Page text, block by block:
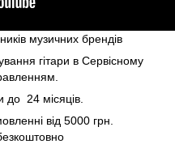
музичних брендів
гітари в Сервісному
до 24 місяців.
від 5000 грн.